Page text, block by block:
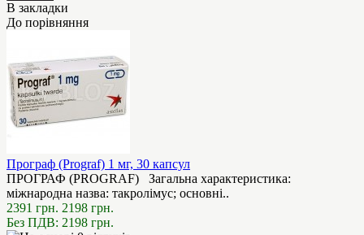
В закладки
До порівняння
Програф (Prograf) 1 мг, 30 капсул
ПРОГРАФ (PROGRAF) Загальна характеристика:
міжнародна назва: такролімус; основні..
2391 грн. 2198 грн.
Без ПДВ: 2198 грн.